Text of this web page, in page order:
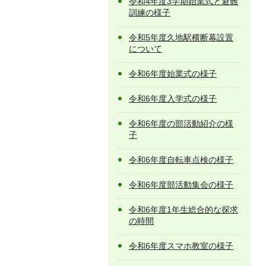
訓練の様子
令和5年度久地駅横断幕設置
について
令和6年度始業式の様子
令和6年度入学式の様子
令和6年度の部活動紹介の様
子
令和6年度自転車点検の様子
令和6年度部活動集会の様子
令和6年度1年生総合的な探求
の時間
令和6年度スマホ教室の様子